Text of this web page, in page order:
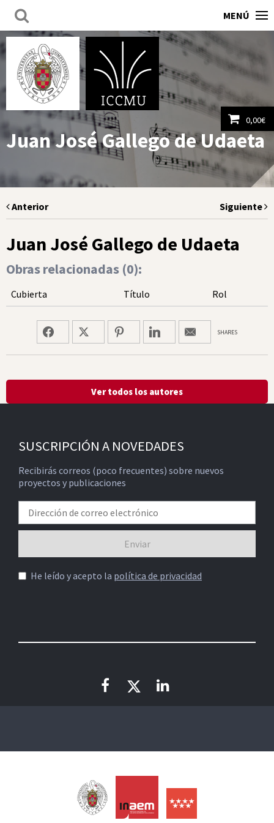
MENÚ
0,00€
Ver carrito
Juan José Gallego de Udaeta
Anterior Siguiente
Juan José Gallego de Udaeta
Obras relacionadas (0):
Cubierta Título Rol
SHARES
Ver todos los autores
SUSCRIPCIÓN A NOVEDADES
Recibirás correos (poco frecuentes) sobre nuevos
proyectos y publicaciones
He leído y acepto la política de privacidad